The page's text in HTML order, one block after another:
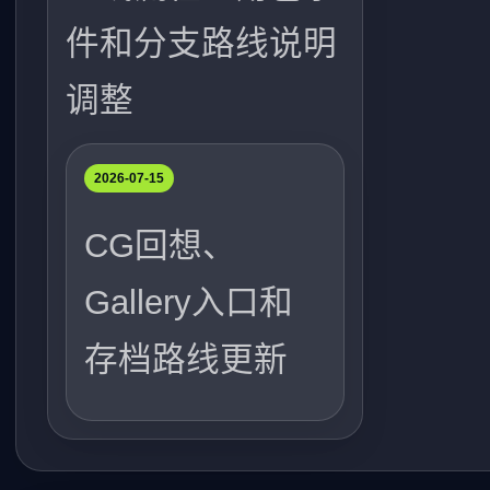
件和分支路线说明
调整
2026-07-15
CG回想、
Gallery入口和
存档路线更新